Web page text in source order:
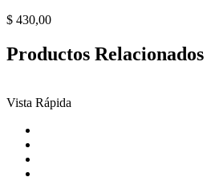
$ 430,00
Productos Relacionados
Vista Rápida